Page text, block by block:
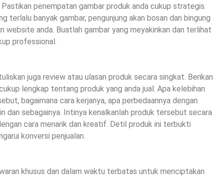
penempatan gambar produk anda cukup strategis.
terlalu banyak gambar, pengunjung akan bosan dan bingung
website anda. Buatlah gambar yang meyakinkan dan terlihat
professional.
juga review atau ulasan produk secara singkat. Berikan
lengkap tentang produk yang anda jual. Apa kelebihan
bagaimana cara kerjanya, apa perbedaannya dengan
dan sebagainya. Intinya kenalkanlah produk tersebut secara
cara menarik dan kreatif. Detil produk ini terbukti
konversi penjualan.
khusus dan dalam waktu terbatas untuk menciptakan